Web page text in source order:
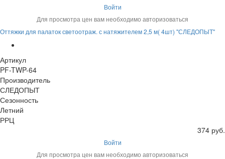
Войти
Для просмотра цен вам необходимо авторизоваться
Оттяжки для палаток светоотраж. с натяжителем 2,5 м( 4шт) "СЛЕДОПЫТ"
Артикул
PF-TWP-64
Производитель
СЛЕДОПЫТ
Сезонность
Летний
РРЦ
374 руб.
Войти
Для просмотра цен вам необходимо авторизоваться